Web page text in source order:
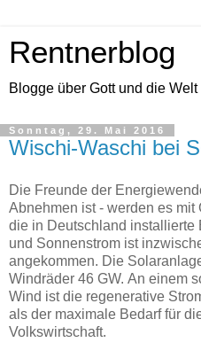
Rentnerblog
Blogge über Gott und die Welt
Sonntag, 29. Mai 2016
Wischi-Waschi bei
Die Freunde der
Abnehmen ist - werden es mit
die in Deutschland installierte
und Sonnenstrom ist
angekommen. Die
Windräder 46 GW. An einem
Wind ist die regenerative
als der maximale Bedarf für
Volkswirtschaft.